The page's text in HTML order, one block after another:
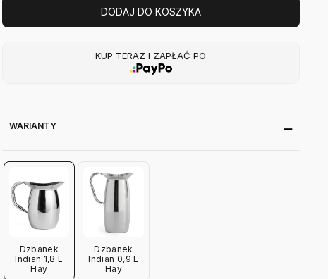
DODAJ DO KOSZYKA
KUP TERAZ I ZAPŁAĆ PO
WARIANTY
Dzbanek
Indian 1,8 L
Hay
Dzbanek
Indian 0,9 L
Hay